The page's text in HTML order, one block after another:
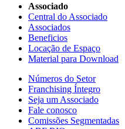
Associado
Central do Associado
Associados
Beneficios
Locação de Espaço
Material para Download
Números do Setor
Franchising Íntegro
Seja um Associado
Fale conosco
Comissões Segmentadas